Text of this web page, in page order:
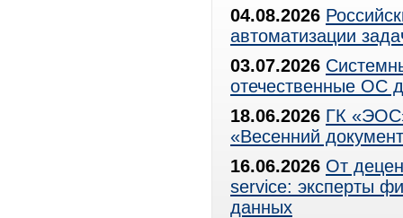
04.08.2026
автоматизации
03.07.2026
отечественные ОС
18.06.2026 ГК
«Весенний
16.06.2026 От
service: эксперты
данных